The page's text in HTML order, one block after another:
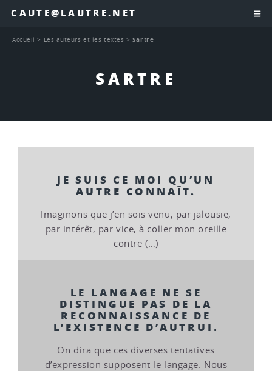
CAUTE@LAUTRE.NET
SARTRE
Accueil > Les auteurs et les textes > Sartre
JE SUIS CE MOI QU’UN
AUTRE CONNAÎT.
Imaginons que j’en sois venu, par jalousie,
par intérêt, par vice, à coller mon oreille
contre (…)
LE LANGAGE NE SE
DISTINGUE PAS DE LA
RECONNAISSANCE DE
L’EXISTENCE D’AUTRUI.
On dira que ces diverses tentatives
d’expression supposent le langage. Nous